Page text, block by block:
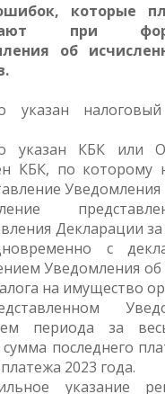
которые
при
об
указан
указан КБК или
КБК, по которому
Уведомления
Декларации
с
Уведомления об
на имущество
периода за
сумма последнего
2023 года.
указание